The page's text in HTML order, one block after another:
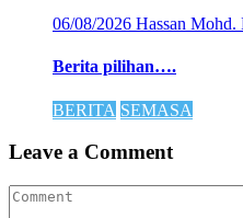
06/08/2026 Hassan Mohd.
Berita pilihan….
BERITA SEMASA
Leave a Comment